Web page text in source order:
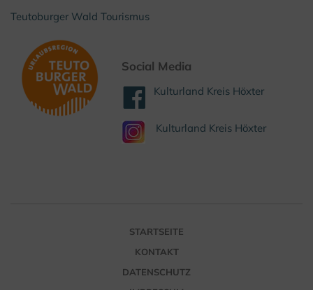
Teutoburger Wald Tourismus
Social Media
Kulturland Kreis Höxter
Kulturland Kreis Höxter
STARTSEITE
KONTAKT
DATENSCHUTZ